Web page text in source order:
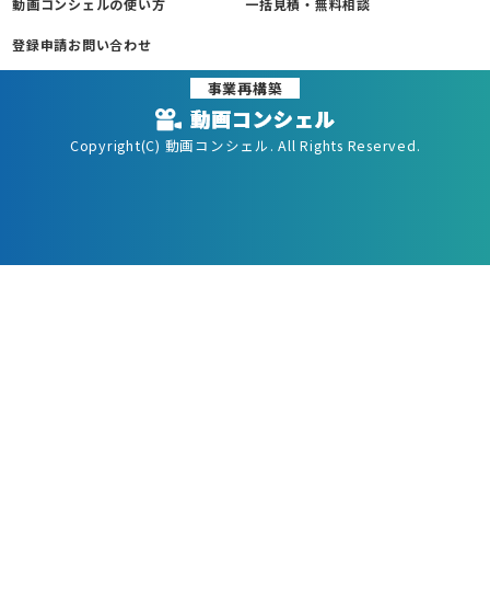
動画コンシェルの使い方 一括見積・無料相談
登録申請お問い合わせ
事業再構築
Copyright(C) 動画コンシェル. All Rights Reserved.